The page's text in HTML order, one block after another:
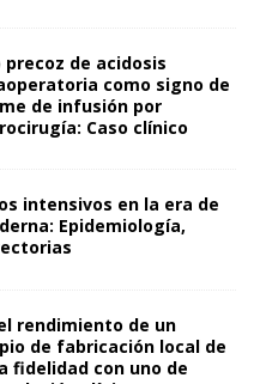
de acidosis
como signo de
de infusión por
Caso clínico
intensivos en la era de
Epidemiología,
rendimiento de un
de fabricación local de
fidelidad con uno de